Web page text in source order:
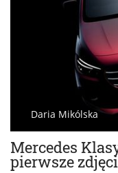
Mercedes
pierwsze
Daria Mikólska